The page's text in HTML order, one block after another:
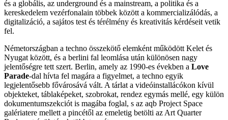
és a globális, az underground és a mainstream, a politika és a
kereskedelem vezérfonalain többek között a kommercializálódás, a
digitalizáció, a sajátos test és térélmény és kreativitás kérdéseit vetik
fel.
Németországban a techno összekötő elemként működött Kelet és
Nyugat között, és a berlini fal leomlása után különösen nagy
jelentőségre tett szert. Berlin, amely az 1990-es években a Love
Parade-dal hívta fel magára a figyelmet, a techno egyik
legjelentősebb fővárosává vált. A tárlat a videóinstallácókon kívül
objekteket, táblaképeket, szobrokat, rendez egymás mellé, egy külön
dokumentumszekciót is magába foglal, s az aqb Project Space
galériatere mellett a pincétől az emeletig betölti az Art Quarter